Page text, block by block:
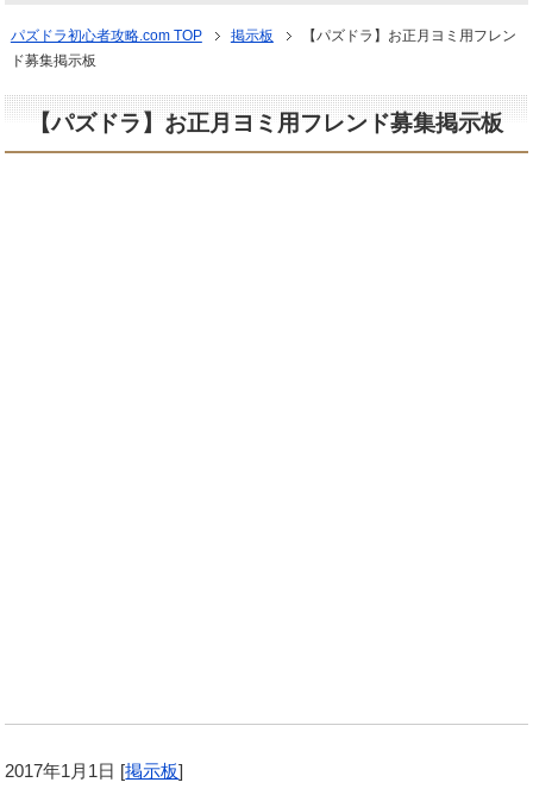
パズドラ初心者攻略.com TOP 掲示板
【パズドラ】お正月ヨミ用フレン
ド募集掲示板
【パズドラ】お正月ヨミ用フレンド募集掲示板
2017年1月1日 [掲示板]